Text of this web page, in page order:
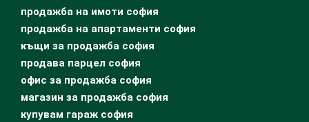
продажба на имоти софия
продажба на апартаменти софия
къщи за продажба софия
продава парцел софия
офис за продажба софия
магазин за продажба софия
купувам гараж софия